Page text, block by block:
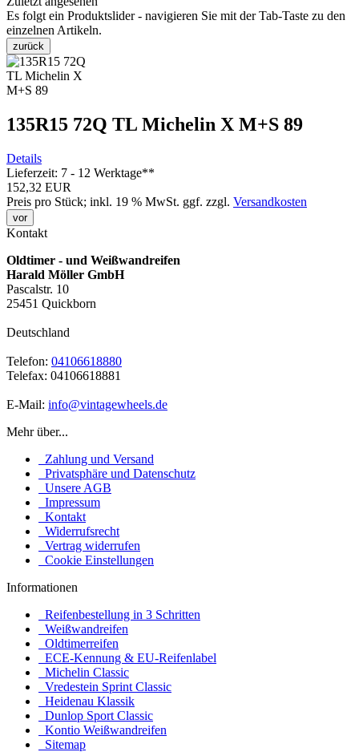
Es folgt ein Produktslider - navigieren Sie mit der Tab-Taste zu den
einzelnen Artikeln.
zurück
135R15 72Q TL Michelin X M+S 89
Details
Lieferzeit: 7 - 12 Werktage**
152,32 EUR
Preis pro Stück; inkl. 19 % MwSt. ggf. zzgl. Versandkosten
vor
Kontakt
Oldtimer - und Weißwandreifen
Harald Möller GmbH
Pascalstr. 10
25451 Quickborn
Deutschland
Telefon: 04106618880
Telefax: 04106618881
E-Mail: info@vintagewheels.de
Mehr über...
Zahlung und Versand
Privatsphäre und Datenschutz
Unsere AGB
Impressum
Kontakt
Widerrufsrecht
Vertrag widerrufen
Cookie Einstellungen
Informationen
Reifenbestellung in 3 Schritten
Weißwandreifen
Oldtimerreifen
ECE-Kennung & EU-Reifenlabel
Michelin Classic
Vredestein Sprint Classic
Heidenau Klassik
Dunlop Sport Classic
Kontio Weißwandreifen
Sitemap